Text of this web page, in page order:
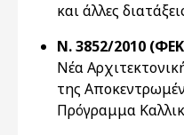
και άλλες
Ν. 3852/2010
Νέα
της
Πρόγραμμα